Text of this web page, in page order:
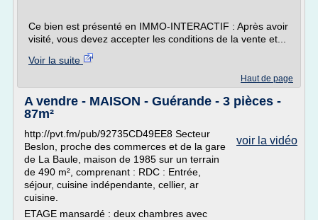
Ce bien est présenté en IMMO-INTERACTIF : Après avoir
visité, vous devez accepter les conditions de la vente et...
Voir la suite
Haut de page
A vendre - MAISON - Guérande - 3 pièces -
87m²
voir la vidéo
http://pvt.fm/pub/92735CD49EE8 Secteur
Beslon, proche des commerces et de la gare
de La Baule, maison de 1985 sur un terrain
de 490 m², comprenant : RDC : Entrée,
séjour, cuisine indépendante, cellier, ar
cuisine.
ETAGE mansardé : deux chambres avec